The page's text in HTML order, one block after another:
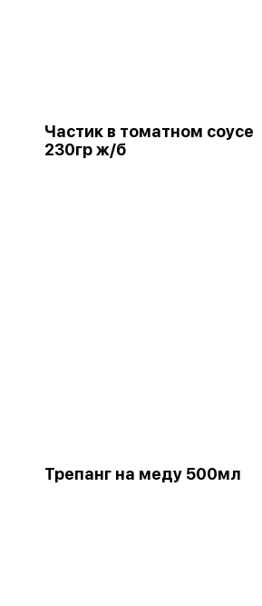
Частик в томатном соусе
230гр ж/б
Трепанг на меду 500мл